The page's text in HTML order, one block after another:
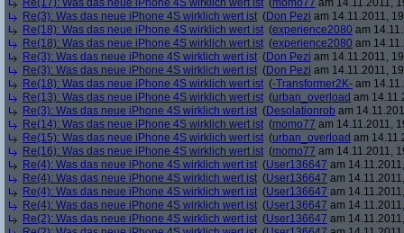
Re(17): Was das neue iPhone 4S wirklich wert ist (momo77 am 14.11.2011,
Re(3): Was das neue iPhone 4S wirklich wert ist (Don Pezi am 14.11.2011,
Re(18): Was das neue iPhone 4S wirklich wert ist (experience2080 am
Re(18): Was das neue iPhone 4S wirklich wert ist (experience2080 am
Re(3): Was das neue iPhone 4S wirklich wert ist (Don Pezi am 14.11.2011,
Re(3): Was das neue iPhone 4S wirklich wert ist (Don Pezi am 14.11.2011,
Re(18): Was das neue iPhone 4S wirklich wert ist (-Transformer2K- am
Re(13): Was das neue iPhone 4S wirklich wert ist (urban_overload am
Re(3): Was das neue iPhone 4S wirklich wert ist (Desolationrob am
Re(14): Was das neue iPhone 4S wirklich wert ist (momo77 am 14.11.2011,
Re(15): Was das neue iPhone 4S wirklich wert ist (urban_overload am
Re(16): Was das neue iPhone 4S wirklich wert ist (momo77 am 14.11.2011,
Re(4): Was das neue iPhone 4S wirklich wert ist (User136647 am
Re(4): Was das neue iPhone 4S wirklich wert ist (User136647 am
Re(4): Was das neue iPhone 4S wirklich wert ist (User136647 am
Re(4): Was das neue iPhone 4S wirklich wert ist (User136647 am
Re(2): Was das neue iPhone 4S wirklich wert ist (User136647 am